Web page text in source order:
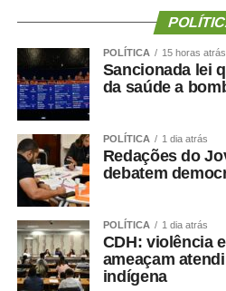
desenvolvidas pela Prefeitura
para ampliar a participação da
esportivas. “Os Jogos
de Sinop são eventos
pela comunidade esportiva. A
oportunidades para atletas de
demonstrarem seu potencial,
representarem suas equipes.
incentivam a prática esportiva e
como ferramenta de integração
humano”, afirmou.
O secretário também destacou
POLÍTICA 15 horas atrás
Sancionada lei
da saúde a
POLÍTICA 1 dia atrás
Redações do
debatem
POLÍTICA 1 dia atrás
CDH: violência
ameaçam
indígena